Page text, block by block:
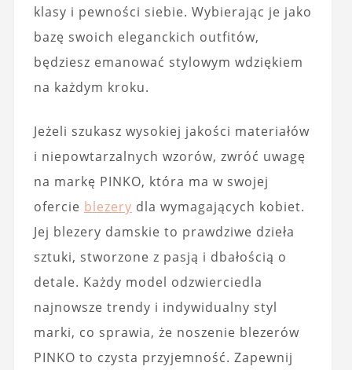
klasy i pewności siebie. Wybierając je jako
bazę swoich eleganckich outfitów,
będziesz emanować stylowym wdziękiem
na każdym kroku.
Jeżeli szukasz wysokiej jakości materiałów
i niepowtarzalnych wzorów, zwróć uwagę
na markę PINKO, która ma w swojej
ofercie blezery dla wymagających kobiet.
Jej blezery damskie to prawdziwe dzieła
sztuki, stworzone z pasją i dbałością o
detale. Każdy model odzwierciedla
najnowsze trendy i indywidualny styl
marki, co sprawia, że noszenie blezerów
PINKO to czysta przyjemność. Zapewnij